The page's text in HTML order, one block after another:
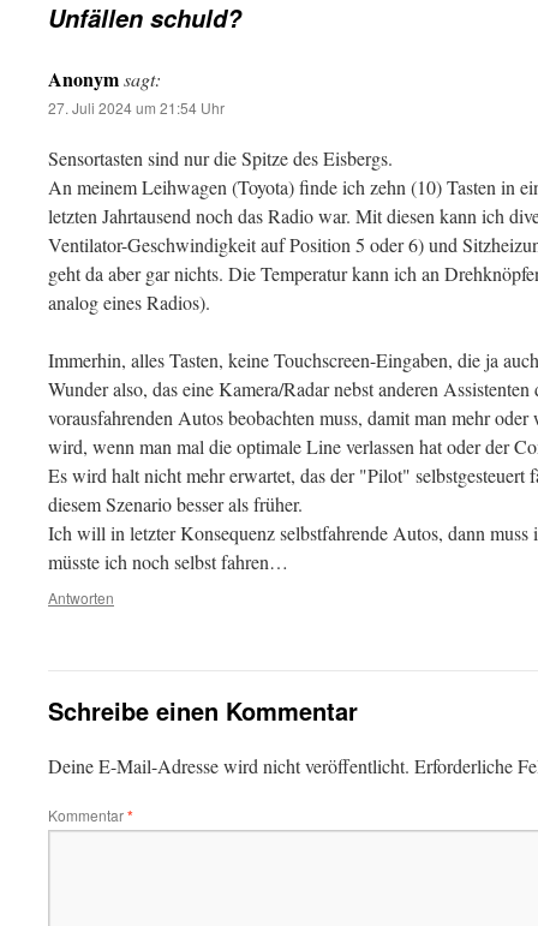
Unfällen schuld?
Anonymsagt:
27. Juli 2024 um 21:54 Uhr
Sensortasten sind nur die Spitze des Eisbergs.
An meinem Leihwagen (Toyota) finde ich zehn (10) Tasten in
letzten Jahrtausend noch das Radio war. Mit diesen kann ich
Ventilator-Geschwindigkeit auf Position 5 oder 6) und
geht da aber gar nichts. Die Temperatur kann ich an
analog eines Radios).
Immerhin, alles Tasten, keine Touchscreen-Eingaben, die ja
Wunder also, das eine Kamera/Radar nebst anderen
vorausfahrenden Autos beobachten muss, damit man mehr
wird, wenn man mal die optimale Line verlassen hat oder der
Es wird halt nicht mehr erwartet, das der "Pilot" selbstgesteuert
diesem Szenario besser als früher.
Ich will in letzter Konsequenz selbstfahrende Autos, dann muss
müsste ich noch selbst fahren…
Antworten
Schreibe einen Kommentar
Deine E-Mail-Adresse wird nicht veröffentlicht. Erforderliche
Kommentar*